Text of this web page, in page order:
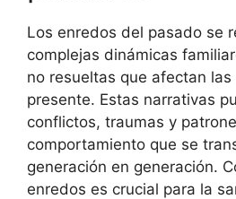
Los enredos del pasado se
complejas dinámicas
no resueltas que afectan las
presente. Estas narrativas
conflictos, traumas y
comportamiento que se
generación en generación.
enredos es crucial para la